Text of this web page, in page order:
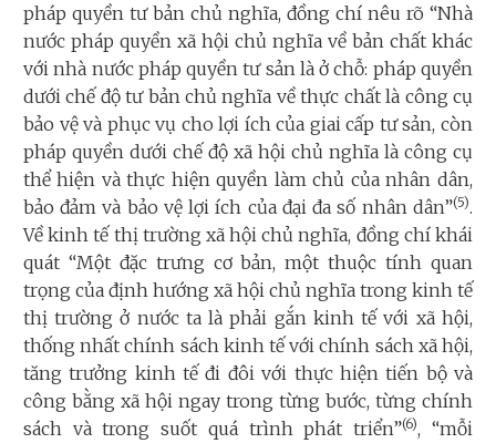
pháp quyền tư bản chủ nghĩa, đồng chí nêu rõ “Nhà
nước pháp quyền xã hội chủ nghĩa về bản chất khác
với nhà nước pháp quyền tư sản là ở chỗ: pháp quyền
dưới chế độ tư bản chủ nghĩa về thực chất là công cụ
bảo vệ và phục vụ cho lợi ích của giai cấp tư sản, còn
pháp quyền dưới chế độ xã hội chủ nghĩa là công cụ
thể hiện và thực hiện quyền làm chủ của nhân dân,
bảo đảm và bảo vệ lợi ích của đại đa số nhân dân”(5).
Về kinh tế thị trường xã hội chủ nghĩa, đồng chí khái
quát “Một đặc trưng cơ bản, một thuộc tính quan
trọng của định hướng xã hội chủ nghĩa trong kinh tế
thị trường ở nước ta là phải gắn kinh tế với xã hội,
thống nhất chính sách kinh tế với chính sách xã hội,
tăng trưởng kinh tế đi đôi với thực hiện tiến bộ và
công bằng xã hội ngay trong từng bước, từng chính
sách và trong suốt quá trình phát triển”(6), “mỗi